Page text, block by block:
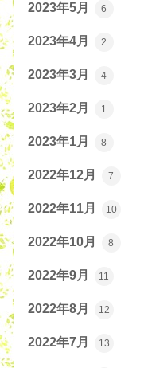
2023年5月 6
2023年4月 2
2023年3月 4
2023年2月 1
2023年1月 8
2022年12月 7
2022年11月 10
2022年10月 8
2022年9月 11
2022年8月 12
2022年7月 13